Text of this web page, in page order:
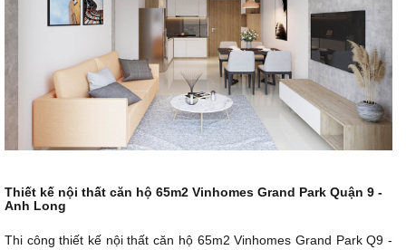
Thiết kế nội thất căn hộ 65m2 Vinhomes Grand Park Quận 9 -
Anh Long
Thi công thiết kế nội thất căn hộ 65m2 Vinhomes Grand Park Q9 -